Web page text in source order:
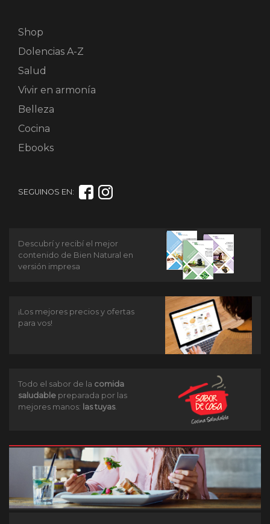
Shop
Dolencias A-Z
Salud
Vivir en armonía
Belleza
Cocina
Ebooks
SEGUINOS EN:
Descubrí y recibí el mejor
contenido de Bien Natural en
versión impresa
¡Los mejores precios y ofertas
para vos!
Todo el sabor de la comida
saludable preparada por las
mejores manos: las tuyas.